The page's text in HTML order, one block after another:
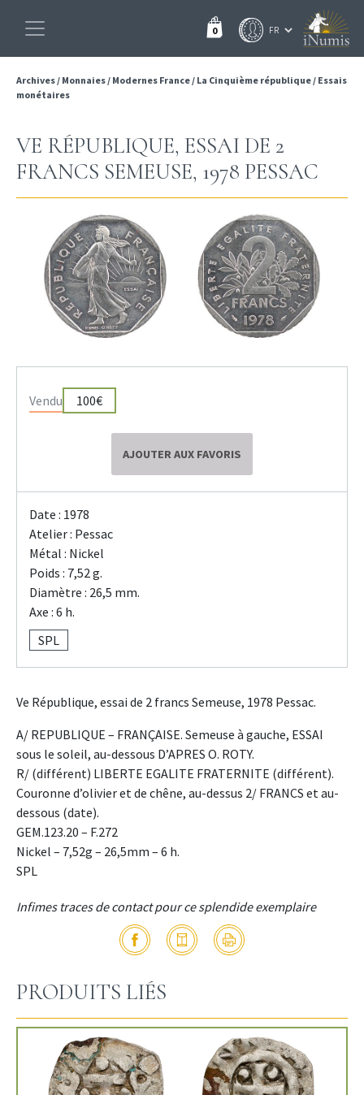
0
Archives/ Monnaies/ Modernes France/ La Cinquième république/ Essais
monétaires
VE RÉPUBLIQUE, ESSAI DE 2
FRANCS SEMEUSE, 1978 PESSAC
Vendu 100€
AJOUTER AUX FAVORIS
Date : 1978
Atelier : Pessac
Métal : Nickel
Poids : 7,52 g.
Diamètre : 26,5 mm.
Axe : 6 h.
SPL
Ve République, essai de 2 francs Semeuse, 1978 Pessac.
A/ REPUBLIQUE – FRANÇAISE. Semeuse à gauche, ESSAI
sous le soleil, au-dessous D’APRES O. ROTY.
R/ (différent) LIBERTE EGALITE FRATERNITE (différent).
Couronne d’olivier et de chêne, au-dessus 2/ FRANCS et au-
dessous (date).
GEM.123.20 – F.272
Nickel – 7,52g – 26,5mm – 6 h.
SPL
Infimes traces de contact pour ce splendide exemplaire
PRODUITS LIÉS